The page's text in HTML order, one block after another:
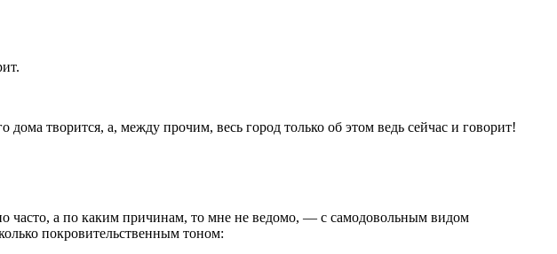
творится, а, между прочим, весь город только об этом ведь сейчас и говорит!
часто, а по каким причинам, то мне не ведомо, — с самодовольным видом
покровительственным тоном: